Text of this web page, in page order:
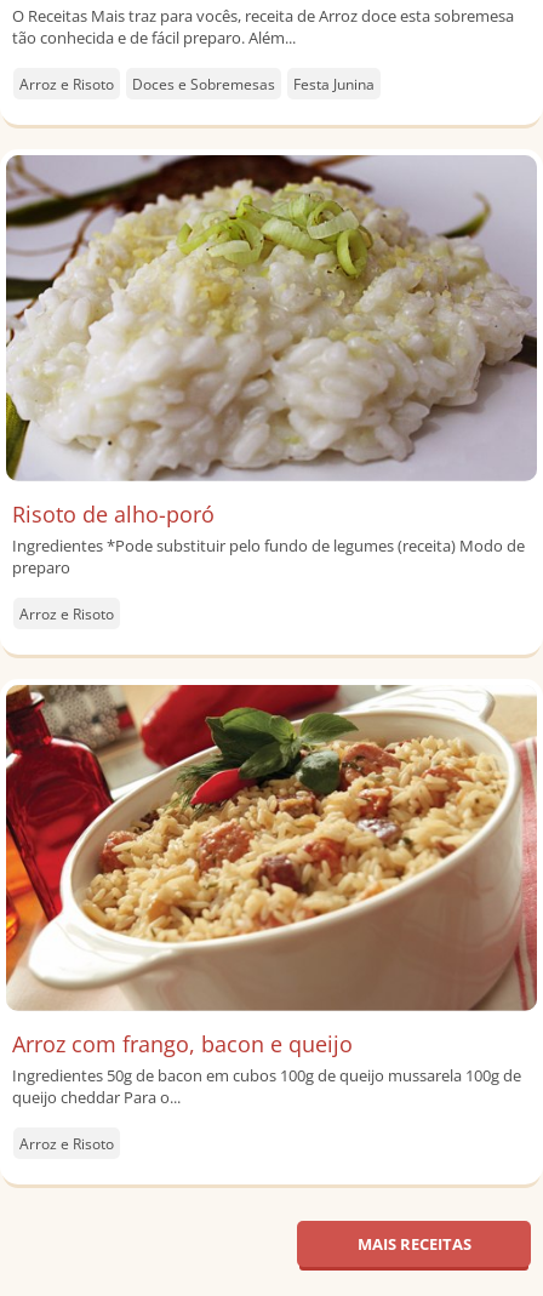
O Receitas Mais traz para vocês, receita de Arroz doce esta sobremesa
tão conhecida e de fácil preparo. Além...
Arroz e Risoto Doces e Sobremesas Festa Junina
Risoto de alho-poró
Ingredientes *Pode substituir pelo fundo de legumes (receita) Modo de
preparo
Arroz e Risoto
Arroz com frango, bacon e queijo
Ingredientes 50g de bacon em cubos 100g de queijo mussarela 100g de
queijo cheddar Para o...
Arroz e Risoto
MAIS RECEITAS